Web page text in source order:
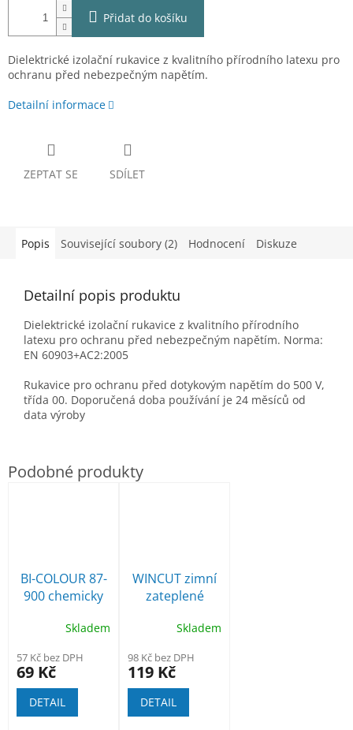
Přidat do košíku
Dielektrické izolační rukavice z kvalitního přírodního latexu pro
ochranu před nebezpečným napětím.
Detailní informace
ZEPTAT SE SDÍLET
Popis Související soubory (2) Hodnocení Diskuze
Detailní popis produktu
Dielektrické izolační rukavice z kvalitního přírodního
latexu pro ochranu před nebezpečným napětím. Norma:
EN 60903+AC2:2005
Rukavice pro ochranu před dotykovým napětím do 500 V,
třída 00. Doporučená doba používání je 24 měsíců od
data výroby
BI-COLOUR 87-
900 chemicky
rukavice
Skladem
57 Kč bez DPH
69 Kč
DETAIL
WINCUT zimní
zateplené
proříznutí
Skladem
98 Kč bez DPH
119 Kč
DETAIL